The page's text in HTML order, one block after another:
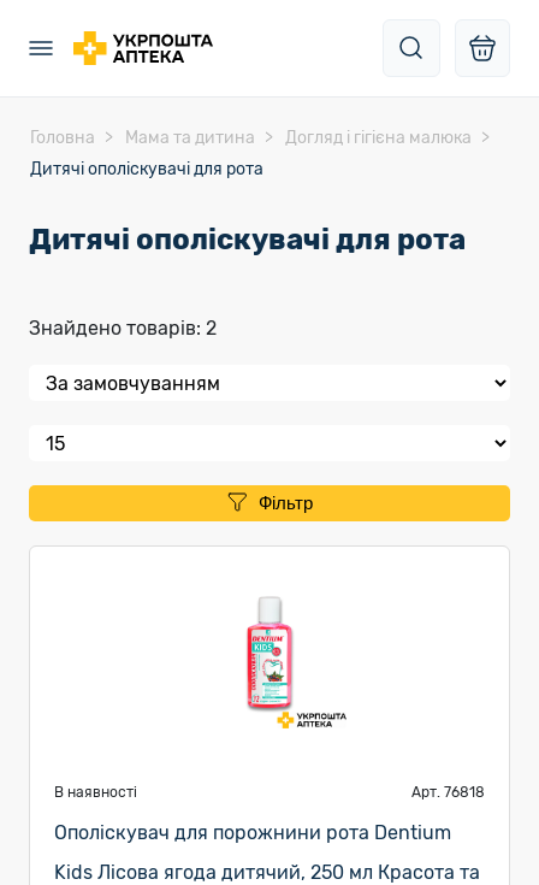
Головна Мама та дитина
Догляд і гігієна малюка
Дитячі ополіскувачі для рота
Дитячі ополіскувачі для рота
Знайдено товарів: 2
Фільтр
В наявності Арт. 76818
Ополіскувач для порожнини рота Dentium
Kids Лісова ягода дитячий, 250 мл Красота та